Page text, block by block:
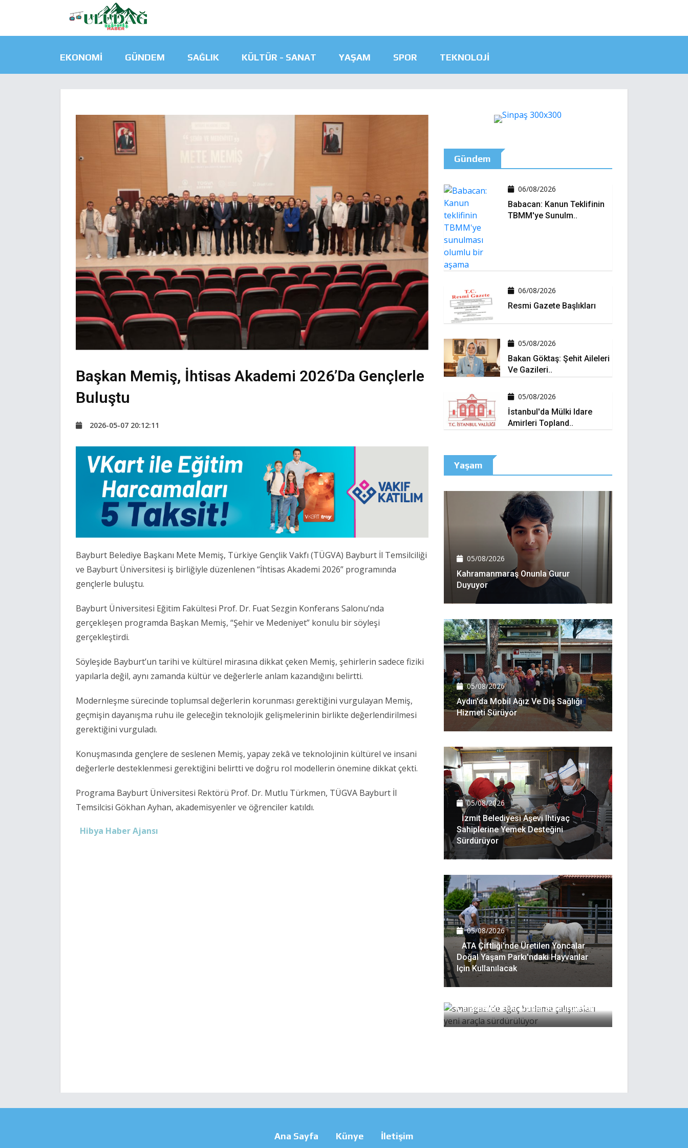
EKONOMI GÜNDEM SAĞLIK KÜLTÜR - SANAT YAŞAM SPOR TEKNOLOJI
Başkan Memiş, İhtisas Akademi 2026’da Gençlerle
Buluştu
2026-05-07 20:12:11
Bayburt Belediye Başkanı Mete Memiş, Türkiye Gençlik Vakfı (TÜGVA) Bayburt İl Temsilciliği
ve Bayburt Üniversitesi iş birliğiyle düzenlenen “İhtisas Akademi 2026” programında
gençlerle buluştu.
Bayburt Üniversitesi Eğitim Fakültesi Prof. Dr. Fuat Sezgin Konferans Salonu’nda
gerçekleşen programda Başkan Memiş, “Şehir ve Medeniyet” konulu bir söyleşi
gerçekleştirdi.
Söyleşide Bayburt’un tarihi ve kültürel mirasına dikkat çeken Memiş, şehirlerin sadece fiziki
yapılarla değil, aynı zamanda kültür ve değerlerle anlam kazandığını belirtti.
Modernleşme sürecinde toplumsal değerlerin korunması gerektiğini vurgulayan Memiş,
geçmişin dayanışma ruhu ile geleceğin teknolojik gelişmelerinin birlikte değerlendirilmesi
gerektiğini vurguladı.
Konuşmasında gençlere de seslenen Memiş, yapay zekâ ve teknolojinin kültürel ve insani
değerlerle desteklenmesi gerektiğini belirtti ve doğru rol modellerin önemine dikkat çekti.
Programa Bayburt Üniversitesi Rektörü Prof. Dr. Mutlu Türkmen, TÜGVA Bayburt İl
Temsilcisi Gökhan Ayhan, akademisyenler ve öğrenciler katıldı.
Hibya Haber Ajansı
Gündem
06/08/2026
Babacan: Kanun Teklifinin
TBMM'ye Sunulm..
06/08/2026
Resmi Gazete Başlıkları
05/08/2026
Bakan Göktaş: Şehit Aileleri
Ve Gazileri..
05/08/2026
İstanbul'da Mülki Idare
Amirleri Topland..
Yaşam
05/08/2026
Kahramanmaraş Onunla Gurur
Duyuyor
05/08/2026
Aydın'da Mobil Ağız Ve Diş Sağlığı
Hizmeti Sürüyor
05/08/2026
İzmit Belediyesi Aşevi Ihtiyaç
Sahiplerine Yemek Desteğini
Sürdürüyor
05/08/2026
ATA Çiftliği'nde Üretilen Yoncalar
Doğal Yaşam Parkı'ndaki Hayvanlar
Için Kullanılacak
05/08/2026
Çalışmaları Yeni Araçla Sürdürülüyor
Ana Sayfa Künye İletişim